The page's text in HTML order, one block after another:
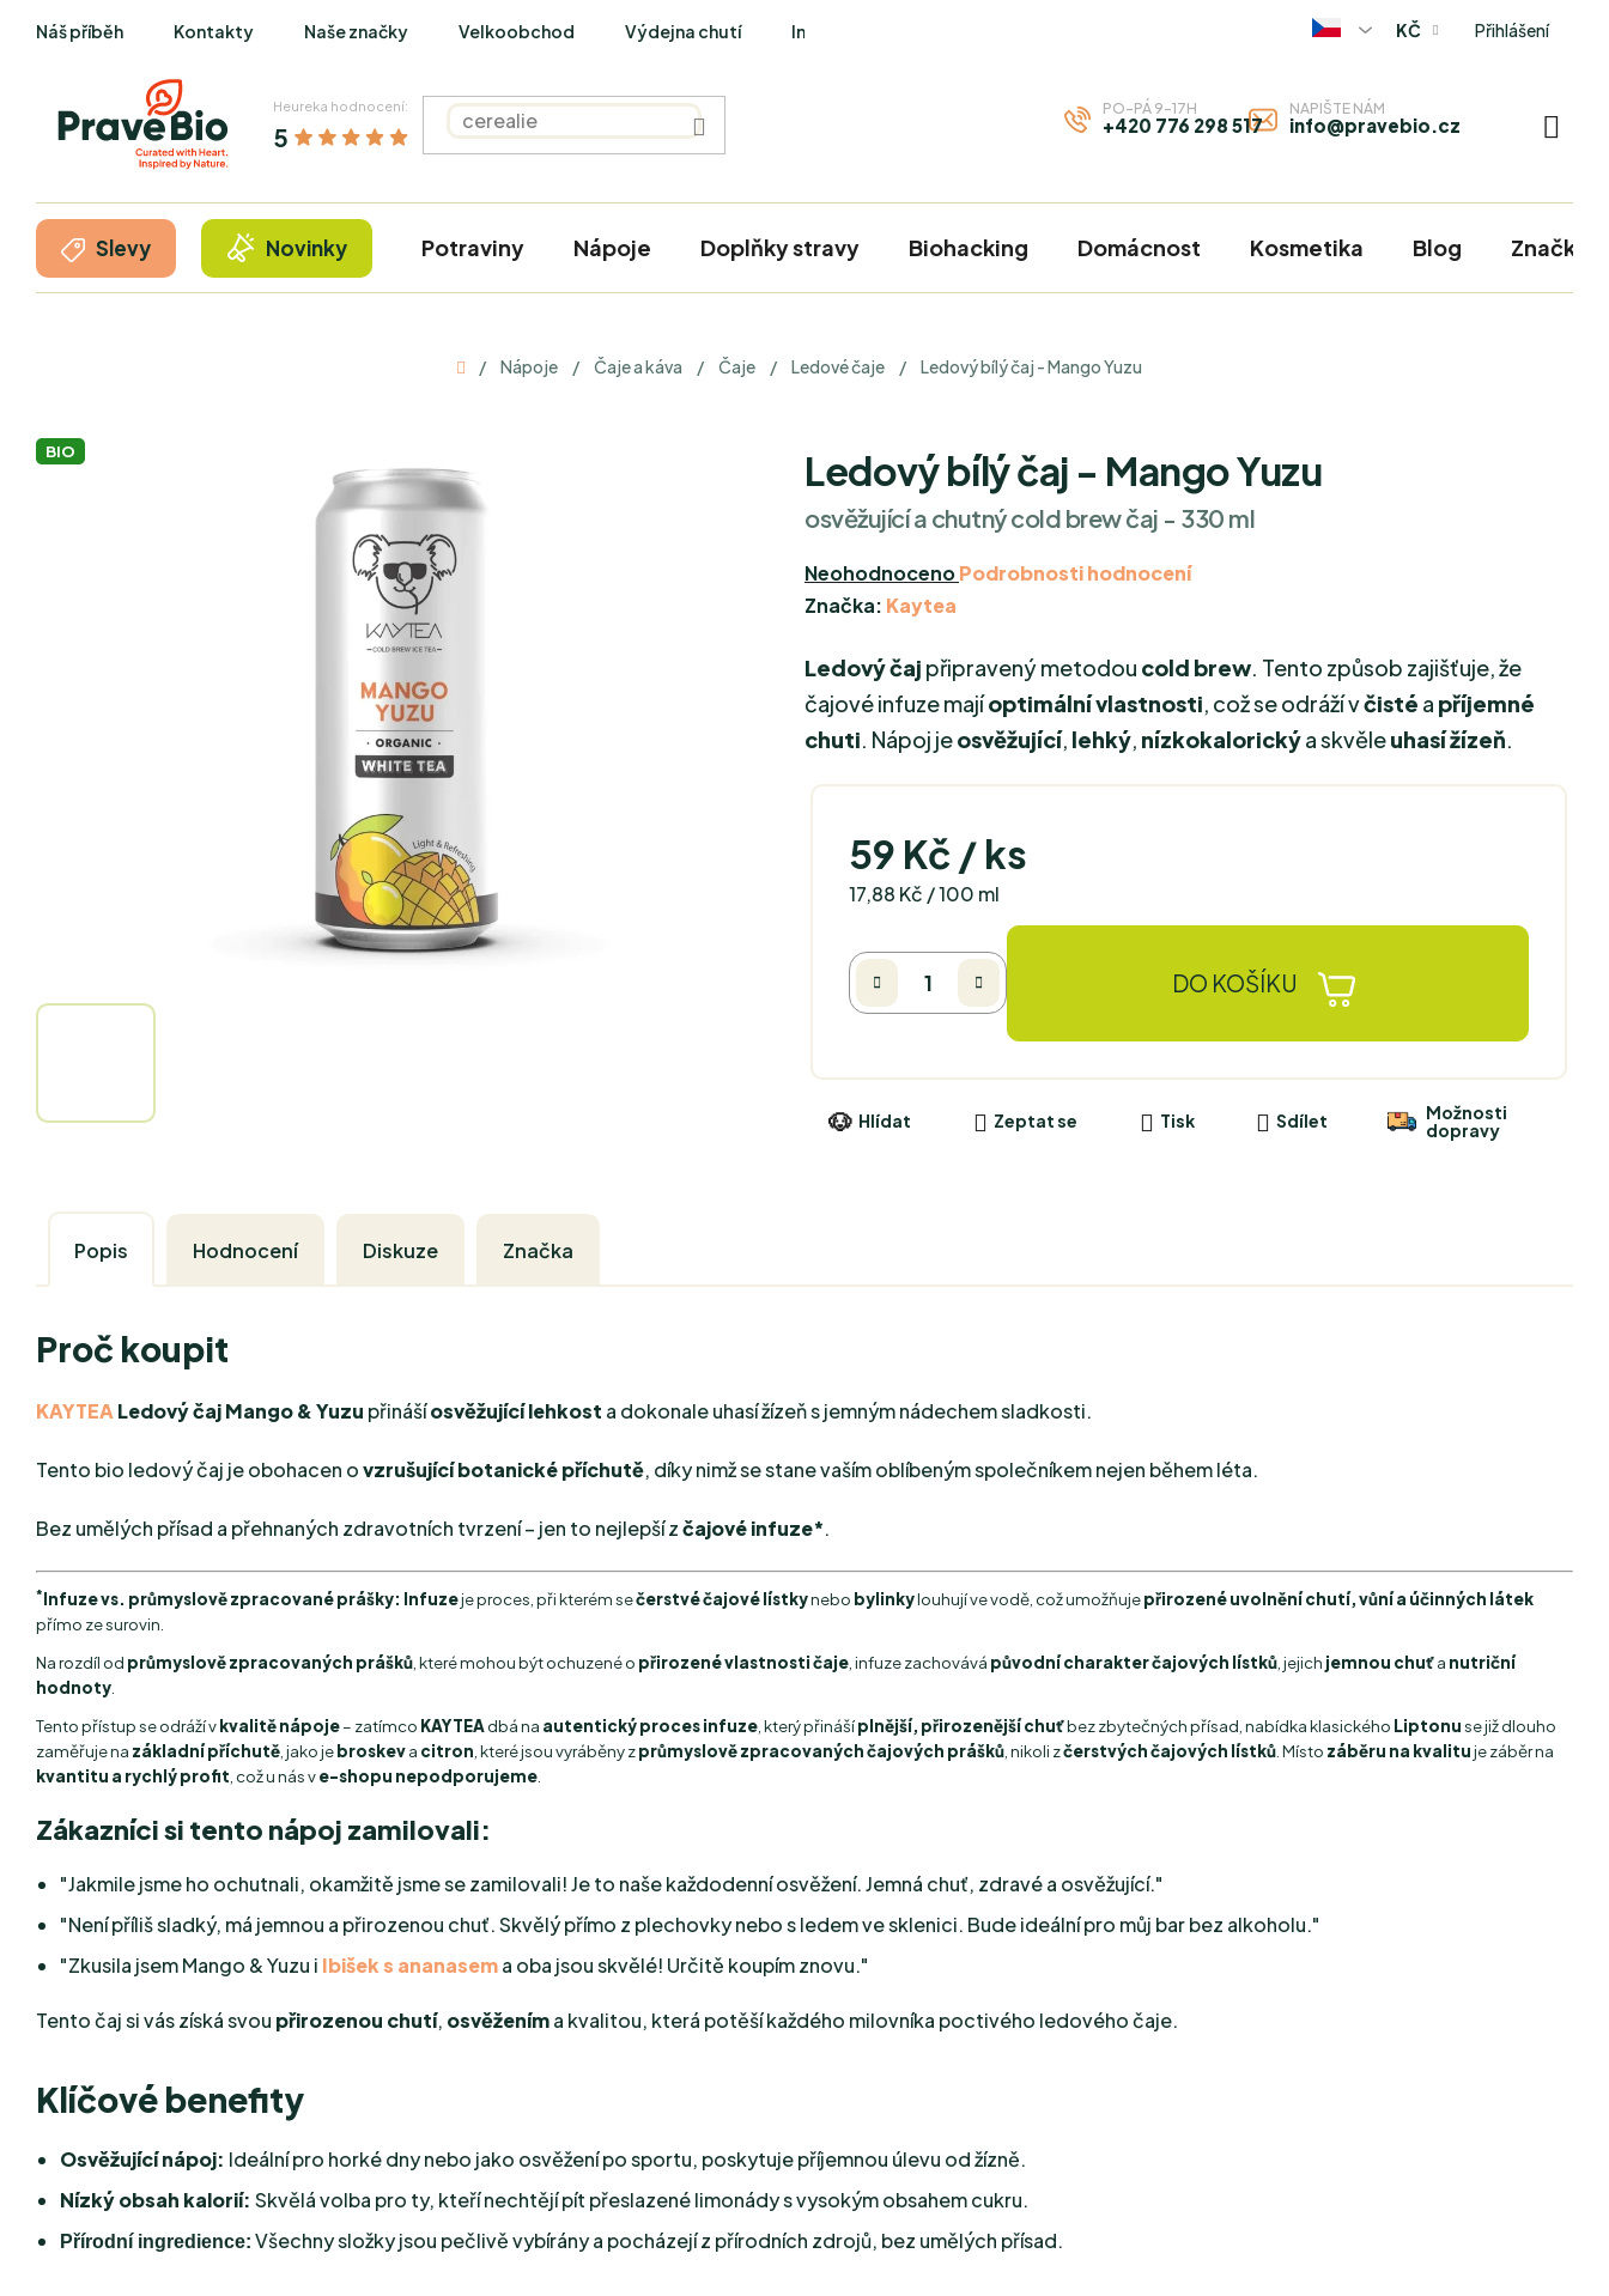
Náš příběh Kontakty Naše značky Velkoobchod Výdejna chutí Interviews KČ Přihlášení
Heureka hodnocení:
5
PO-PÁ 9-17H
+420 776 298 517
NAPIŠTE NÁM
info@pravebio.cz
Slevy Novinky Potraviny Nápoje Doplňky stravy Biohacking Domácnost Kosmetika Blog Značky
Domů
/ Nápoje / Čaje a káva / Čaje / Ledové čaje / Ledový bílý čaj - Mango Yuzu
Ledový bílý čaj - Mango Yuzu
osvěžující a chutný cold brew čaj - 330 ml
Průměrné
hodnocení
je
0,0
z
hvězdiček.
NeohodnocenoPodrobnosti hodnocení
Značka: Kaytea
Ledový čaj připravený metodou cold brew. Tento způsob zajišťuje, že
čajové infuze majíoptimální vlastnosti, což se odráží včisté a příjemné
chuti. Nápoj jeosvěžující, lehký, nízkokalorickýa skvěleuhasí žízeň.
59 Kč / ks
Měrná cena:
17,88 Kč / 100 ml
DO KOŠÍKU
Tisk
Zeptat se
Hlídat Sdílet
Možnosti
dopravy
BIO
Popis Hodnocení Diskuze Značka
Proč koupit
KAYTEA Ledový čaj Mango & Yuzu přinášíosvěžující lehkost a dokonale uhasí žízeň s jemným nádechem sladkosti.
Tento bio ledový čaj je obohacen ovzrušující botanické příchutě, díky nimž se stane vaším oblíbeným společníkem nejen během léta.
Bez umělých přísad a přehnaných zdravotních tvrzení – jen to nejlepší zčajové infuze*.
*Infuze vs. průmyslově zpracované prášky: Infuzeje proces, při kterém sečerstvé čajové lístkynebo bylinkylouhují ve vodě, což umožňujepřirozené uvolnění chutí, vůní a účinných látek
přímo ze surovin.
Na rozdíl od průmyslově zpracovaných prášků , které mohou být ochuzené o přirozené vlastnosti čaje , infuze zachovává původní charakter čajových lístků , jejich jemnou chuťa nutriční
hodnoty
Tento přístup se odráží vkvalitě nápoje– zatímco KAYTEAdbá na autentický proces infuze , který přinášíplnější, přirozenější chuťbez zbytečných přísad, nabídka klasického Liptonuse již dlouho
zaměřuje na základní příchutě , jako jebroskeva citron , které jsou vyráběny zprůmyslově zpracovaných čajových prášků , nikoli zčerstvých čajových lístků . Místo záběru na kvalituje záběr na
kvantitu a rychlý profit , což u nás ve-shopu nepodporujeme
Zákazníci si tento nápoj zamilovali:
"Jakmile jsme ho ochutnali, okamžitě jsme se zamilovali! Je to naše každodenní osvěžení. Jemná chuť, zdravé a osvěžující."
"Není příliš sladký, má jemnou a přirozenou chuť. Skvělý přímo z plechovky nebo s ledem ve sklenici. Bude ideální pro můj bar bez alkoholu."
"Zkusila jsem Mango & Yuzu i Ibišek s ananasema oba jsou skvělé! Určitě koupím znovu."
Tento čaj si vás získá svou přirozenou chutí, osvěženíma kvalitou, která potěší každého milovníka poctivého ledového čaje.
Klíčové benefity
Osvěžující nápoj: Ideální pro horké dny nebo jako osvěžení po sportu, poskytuje příjemnou úlevu od žízně.
Nízký obsah kalorií: Skvělá volba pro ty, kteří nechtějí pít přeslazené limonády s vysokým obsahem cukru.
Přírodní ingredience: Všechny složky jsou pečlivě vybírány a pocházejí z přírodních zdrojů, bez umělých přísad.